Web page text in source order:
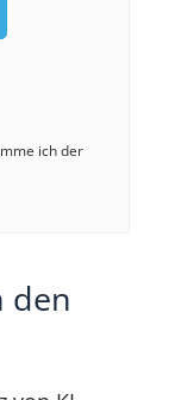
ich der
den